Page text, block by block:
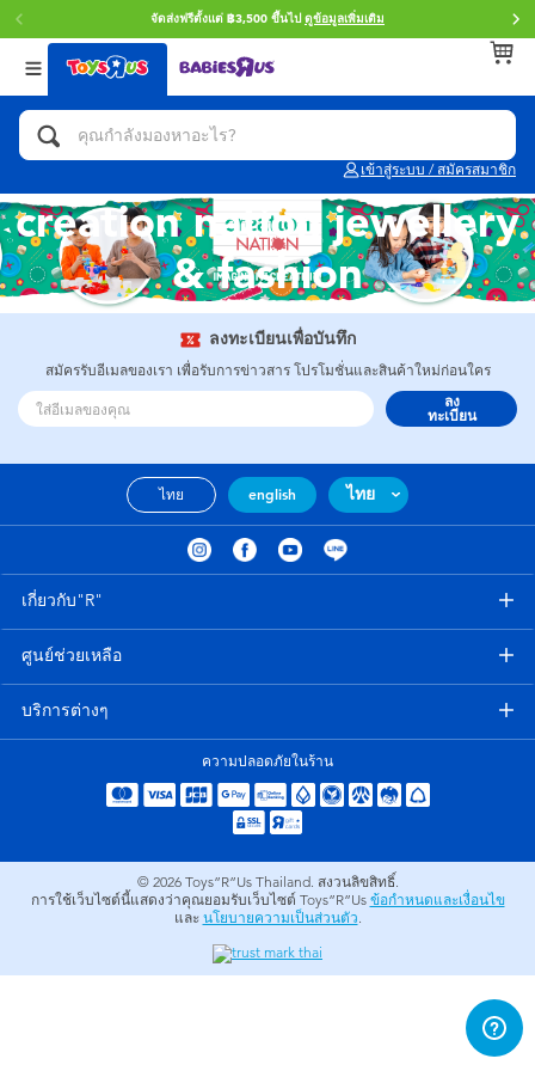
จัดส่งฟรีตั้งแต่ ฿3,500 ขึ้นไป ดูข้อมูลเพิ่มเติม
เข้าสู่ระบบ / สมัครสมาชิก
กลับ
หมวดหมู่
แอคชั่นฟิกเกอร์ และการสวมบทบาทเป็นฮีโร่
จักรยาน สกู๊ตเตอร์ และรถขาไถ
ตัวต่อและ LEGO
รถของเล่น, รถบรรทุกของเล่น, รถไฟของเล่น
และรีโมทบังคับ
กิจกรรมและงานคราฟท์
ตุ๊กตาและของสะสม
อุปกรณ์อิเล็คทรอนิกส์
เกมและพัซเซิล
ของเล่นเพื่อการเรียนรู้
กิจกรรมกลางแจ้งและกีฬา
อุปกรณ์แต่งตัวและการสวมบทบาท
กลับ
แบรนด์
Toy Story ทอย สตอรี่
Super Mario ซูเปอร์ มาริโอ้
Star Wars
Blokees บล็อคคีส์
Zuru ซูรู
playpop
Barbie บาร์บี้
Hot Wheels ฮ็อตวีลส์
กลับ
Age
0~2 ปี
3~4 ปี
5~7 ปี
12~14 ปี
14+ ปี
creation nation jewellery
& fashion
ลงทะเบียนเพื่อบันทึก
สมัครรับอีเมลของเรา เพื่อรับการข่าวสาร โปรโมชั่นและสินค้าใหม่ก่อนใคร
ลง
ทะเบียน
ไทย english ไทย
เกี่ยวกับ"R"
ศูนย์ช่วยเหลือ
บริการต่างๆ
ความปลอดภัยในร้าน
© 2026 Toys”R”Us Thailand. สงวนลิขสิทธิ์.
การใช้เว็บไซต์นี้แสดงว่าคุณยอมรับเว็บไซต์ Toys”R”Us ข้อกำหนดและเงื่อนไข
และ นโยบายความเป็นส่วนตัว.